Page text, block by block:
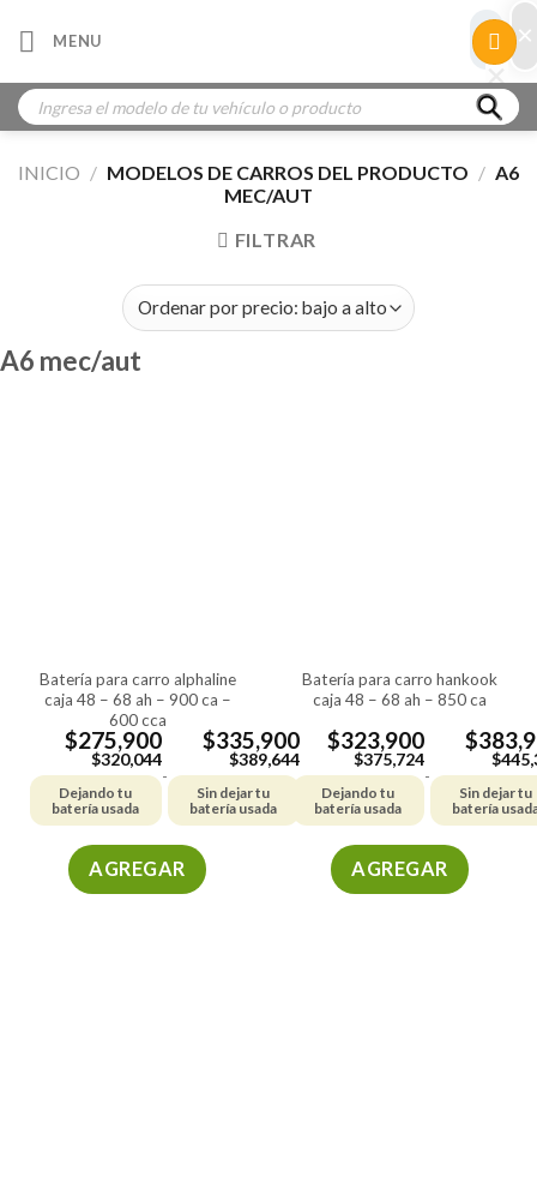
MENU
Búsqueda
de
productos
INICIO / MODELOS DE CARROS DEL PRODUCTO / A6
MEC/AUT
FILTRAR
A6 mec/aut
batería para carro alphaline
caja 48 – 68 ah – 900 ca –
600 cca
$275,900
$320,044
Dejando tu
batería usada
-
$335,900
$389,644
Sin dejar tu
batería usada
AGREGAR
batería para carro hankook
caja 48 – 68 ah – 850 ca
$323,900
$375,724
Dejando tu
batería usada
-
$
$
Sin dejar tu
batería
AGREGAR
×
×
×
×